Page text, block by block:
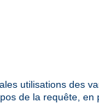
utilisations des
de la requête,